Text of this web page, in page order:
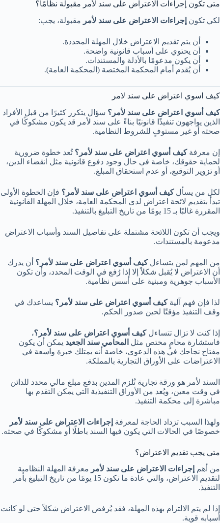
متى تكون إجراءات الاعتراض على سند لأمر مقبولة نظامًا؟
لكي تكون إجراءات الاعتراض على سند لأمر مقبولة، يجب:
أن يتم تقديم الاعتراض خلال المهلة المحددة.
أن يحتوي على أسباب قانونية واضحة.
أن يكون مدعومًا بالأدلة والمستندات.
أن يُقدم أمام المحكمة المختصة (المحكمة العامة).
كيف اسوي اعتراض على سند لامر
كيف أسوي اعتراض على سند لأمر؟ سؤال يتكرر كثيرًا من قبل الأفراد
الذين يواجهون تنفيذًا قانونيًا بناءً على سند لأمر قد يكون مشكوكًا في
صحته أو غير مستوفٍ للشروط النظامية.
إن معرفةكيف أسوي اعتراض على سند لأمر؟ تُعد خطوة ضرورية
لحماية حقوقك، خاصة في حال وجود دفوع قانونية مثل انقضاء الدين،
أو تزوير التوقيع، أو عدم استحقاق المبلغ.
لكل من يسألكيف أسوي اعتراض على سند لأمر؟ فإن الخطوة الأولى
تبدأ بتقديم لائحة اعتراض لدى المحكمة العامة، خلال المهلة القانونية
المقررة غالبًا بـ 15 يومًا من تاريخ التبليغ بالتنفيذ.
ويجب أن تكون اللائحة مشتملة على تفاصيل السند وأسباب الاعتراض
مدعومة بالمستندات.
من المهم لمن يتساءلكيف أسوي اعتراض على سند لأمر؟ أن يدرك
أن الاعتراض لا يُقبل شكلاً إلا إذا رُفع في الوقت المحدد، وأن تكون
الأسباب جوهرية ومبنية على أسس نظامية.
لذا فإن فهم آليةكيف أسوي اعتراض على سند لأمر؟ يساعدك في
وقف التنفيذ مؤقتًا لحين صدور الحكم.
إذا كنت لا تزال تتساءلكيف أسوي اعتراض على سند لأمر؟،
فاستشارة محامٍ مختص مثل المحامي سند الجعيد يمكن أن يكون
مفتاح نجاحك في هذه الدعوى، خاصة أنه يمتلك خبرة واسعة في
الاعتراضات على الأوراق التجارية بالمملكة.
السند لأمر هو ورقة تجارية تُلزم المدين بدفع مبلغ مالي محدد للدائن
في وقت معين، ويُعد من الأوراق التنفيذية التي يمكن التقدم بها
مباشرة إلى محكمة التنفيذ.
ولهذا السبب تزداد الحاجة لمعرفة إجراءات الاعتراض على سند لأمر
خصوصًا في الحالات التي يكون فيها السند باطلًا أو مشكوكًا في صحته.
متى يجب تقديم الاعتراض؟
من أهم إجراءات الاعتراض على سند لأمر معرفة المهلة النظامية
لتقديم الاعتراض، والتي عادة ما تكون 15 يومًا من تاريخ التبليغ بأمر
التنفيذ.
إذا لم يتم الالتزام بهذه المهلة، فقد يُرفض الاعتراض شكلاً حتى لو كانت
أسبابه قوية.